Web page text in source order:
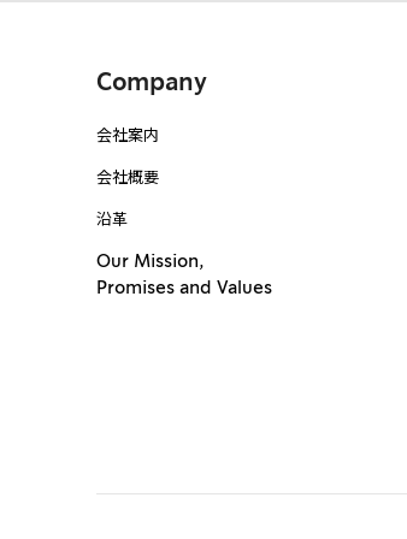
Company
会社案内
会社概要
沿革
Our Mission,
Promises and Values